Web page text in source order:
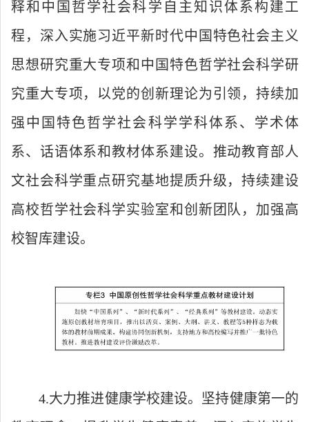
释和中国哲学社会科学自主知识体系构建工
程，深入实施习近平新时代中国特色社会主义
思想研究重大专项和中国特色哲学社会科学研
究重大专项，以党的创新理论为引领，持续加
强中国特色哲学社会科学学科体系、学术体
系、话语体系和教材体系建设。推动教育部人
文社会科学重点研究基地提质升级，持续建设
高校哲学社会科学实验室和创新团队，加强高
校智库建设。
4.大力推进健康学校建设。坚持健康第一的